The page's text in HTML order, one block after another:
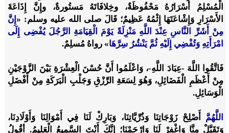
الْمُسْلِمُ أَسْرَارُهُ مَحْفُوظَةٌ، وخِلافَاتَهُ مَستُورةٌ، وإِنَّ إِذَاعَةَ
الأَسْرَارِ وَإِشْاعَتَهَا إِثْمُهُ عَظِيمٌ؛ قَالَ صلى الله عليه وسلم: «إِنَّ
مِنْ أَشَرِّ النَّاسِ عِنْدَ اللَّهِ مَنْزِلَةً يَوْمَ الْقِيَامَةِ الرَّجُلَ يُفْضِى إِلَى
امْرَأَتِهِ وَتُفْضِي إِلَيْهِ ثُمَّ يَنْشُرُ سِرَّهَا» رواهُ مُسلِمٌ.
فَاتَّقُوا اللَّهَ -عِبَادَ اللَّهِ-، وَاعْلَمُوا أَنَّ حُسْنَ الْعِشْرَةِ بَيْنَ الزَّوْجَيْنِ
مِنْ أَعْظَمِ الْفَضَائِلِ، وَهُوَ لِسَعَةِ الرِّزْقِ وَجَلْبِ الْبَرَكَةِ مِنْ أَفْضَلِ
الْوَسَائِلِ.
اللَّهُمَّ أَصْلِحْ زَوْجَاتِنَا وَذُرِّيَّاتِنَا، وَبَارِكْ لَنَا فِي أَمْوَالِنَا وَأَوْلَادِنَا،
وَتَقَبَّلْ مِنَّا وَاغْفِرْ لَنَا وَارْحَمْنَا؛ إِنَّكَ أَنْتَ السَّمِيعُ الْعَلِيمُ. أقُولُ